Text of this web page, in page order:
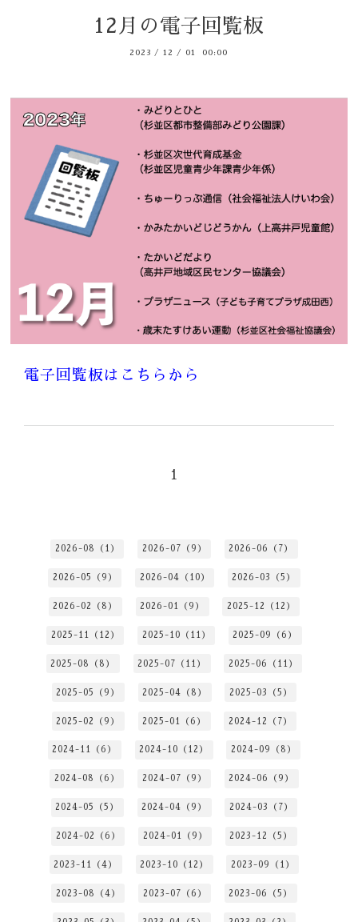
12月の電子回覧板
2023 /12 / 01 00:00
電子回覧板はこちらから
1
2026-08（1） 2026-07（9） 2026-06（7）
2026-05（9） 2026-04（10） 2026-03（5）
2026-02（8） 2026-01（9） 2025-12（12）
2025-11（12） 2025-10（11） 2025-09（6）
2025-08（8） 2025-07（11） 2025-06（11）
2025-05（9） 2025-04（8） 2025-03（5）
2025-02（9） 2025-01（6） 2024-12（7）
2024-11（6） 2024-10（12） 2024-09（8）
2024-08（6） 2024-07（9） 2024-06（9）
2024-05（5） 2024-04（9） 2024-03（7）
2024-02（6） 2024-01（9） 2023-12（5）
2023-11（4） 2023-10（12） 2023-09（1）
2023-08（4） 2023-07（6） 2023-06（5）